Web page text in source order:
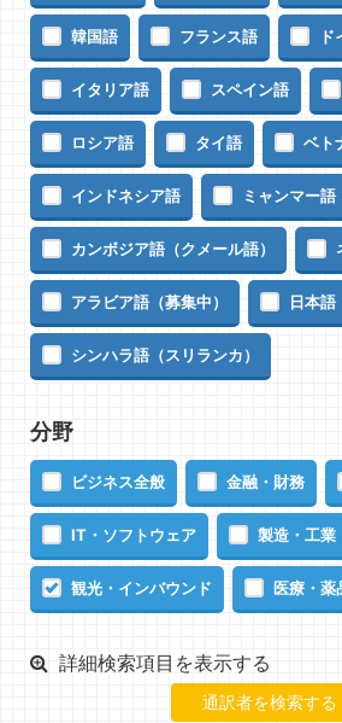
韓国語 フランス語 ド
イタリア語 スペイン語
ロシア語 タイ語 ベト
インドネシア語 ミャンマー語
カンボジア語（クメール語）
アラビア語（募集中） 日本語
シンハラ語（スリランカ）
分野
ビジネス全般 金融・財務
IT・ソフトウェア 製造・工業
観光・インバウンド 医療・薬
詳細検索項目を表示する